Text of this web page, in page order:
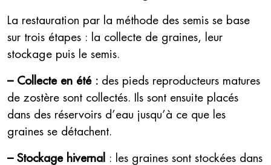
La restauration par la méthode des semis se base
sur trois étapes : la collecte de graines, leur
stockage puis le semis.
– Collecte en été : des pieds reproducteurs matures
de zostère sont collectés. Ils sont ensuite placés
dans des réservoirs d’eau jusqu’à ce que les
graines se détachent.
– Stockage hivernal
: les graines sont stockées dans